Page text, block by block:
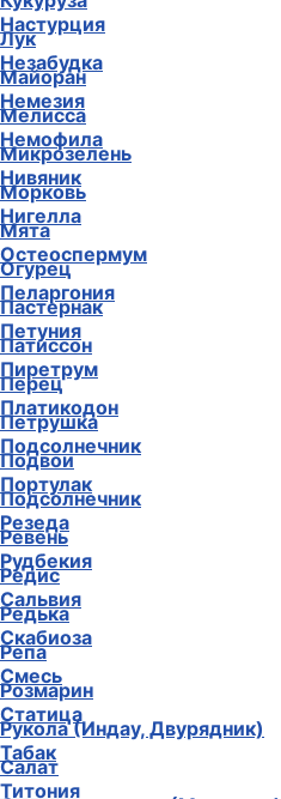
Настурция
Незабудка
Немезия
Немофила
Нивяник
Нигелла
Остеоспермум
Пеларгония
Петуния
Пиретрум
Платикодон
Подсолнечник
Портулак
Резеда
Рудбекия
Сальвия
Скабиоза
Смесь
Статица
Табак
Титония
Лук
Майоран
Мелисса
Микрозелень
Морковь
Мята
Огурец
Пастернак
Патиссон
Перец
Петрушка
Подвои
Подсолнечник
Ревень
Редис
Редька
Репа
Розмарин
Рукола (Индау, Двурядник)
Салат